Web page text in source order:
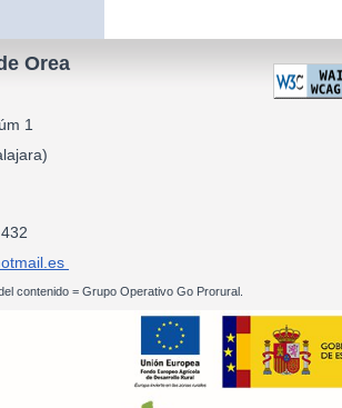
Orea
1
83 60 01
contenido = Grupo Operativo Go Prorural.